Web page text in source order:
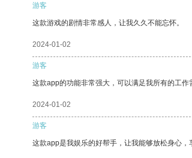
游客
这款游戏的剧情非常感人，让我久久不能忘怀。
2024-01-02
游客
这款app的功能非常强大，可以满足我所有的工作
2024-01-02
游客
这款app是我娱乐的好帮手，让我能够放松身心，